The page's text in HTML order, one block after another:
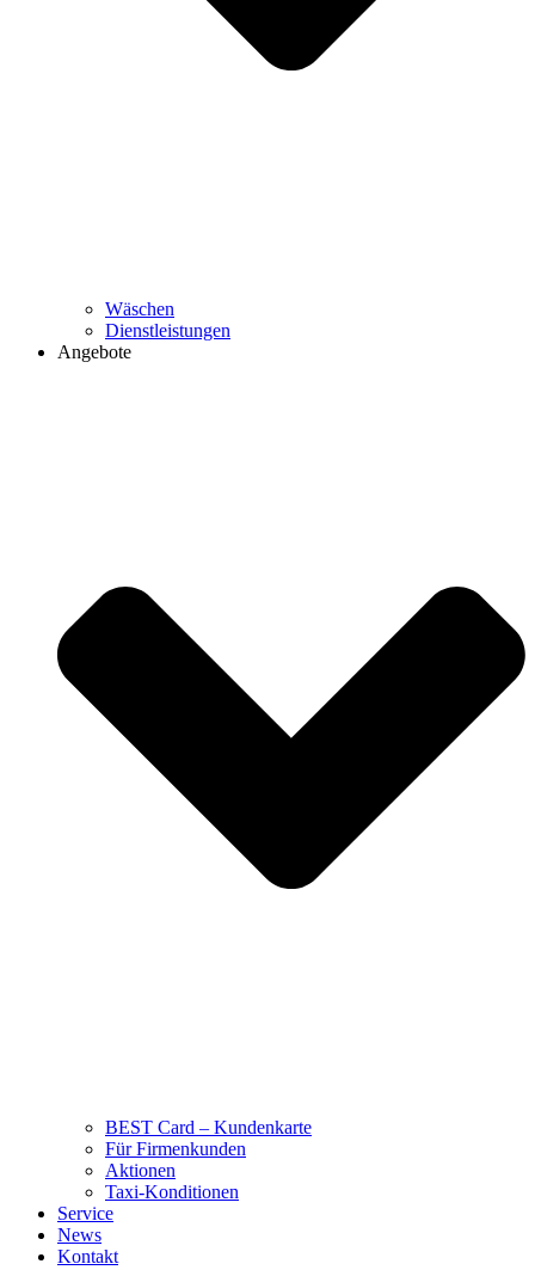
Wäschen
Dienstleistungen
Angebote
BEST Card – Kundenkarte
Für Firmenkunden
Aktionen
Taxi-Konditionen
Service
News
Kontakt